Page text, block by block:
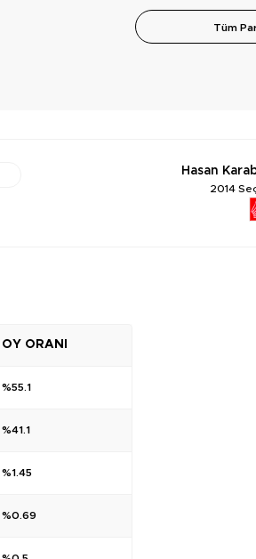
Tüm
Hasan
2014
OY ORANI
%55.1
%41.1
%1.45
%0.69